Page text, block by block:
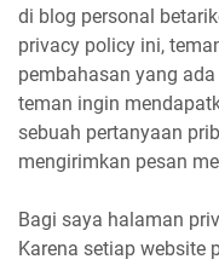
di blog personal
privacy policy ini,
pembahasan yang
teman ingin
sebuah pertanyaan
mengirimkan pesan
Bagi saya halaman
Karena setiap website